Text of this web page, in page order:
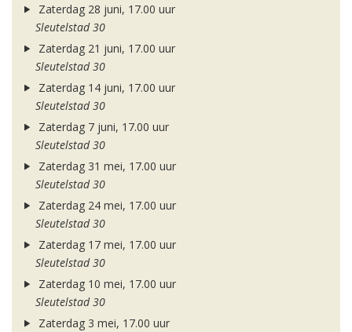
Zaterdag 28 juni, 17.00 uur
Sleutelstad 30
Zaterdag 21 juni, 17.00 uur
Sleutelstad 30
Zaterdag 14 juni, 17.00 uur
Sleutelstad 30
Zaterdag 7 juni, 17.00 uur
Sleutelstad 30
Zaterdag 31 mei, 17.00 uur
Sleutelstad 30
Zaterdag 24 mei, 17.00 uur
Sleutelstad 30
Zaterdag 17 mei, 17.00 uur
Sleutelstad 30
Zaterdag 10 mei, 17.00 uur
Sleutelstad 30
Zaterdag 3 mei, 17.00 uur